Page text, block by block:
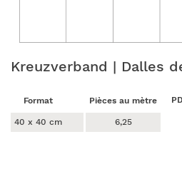
Kreuzverband | Dalles
Format Pièces au mètre
40 x 40 cm 6,25